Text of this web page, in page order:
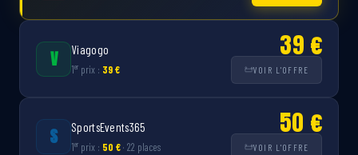
V Viagogo
1er prix : 39 €
39 €
VOIR L'OFFRE
S SportsEvents365
1er prix : 50 €· 22 places
50 €
VOIR L'OFFRE